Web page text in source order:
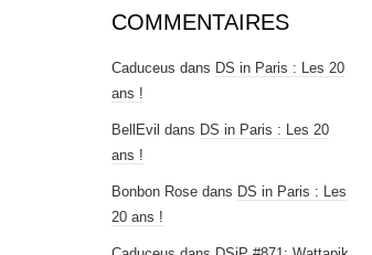
COMMENTAIRES
Caduceus dans DS in Paris : Les 20
ans !
BellEvil dans DS in Paris : Les 20
ans !
Bonbon Rose dans DS in Paris : Les
20 ans !